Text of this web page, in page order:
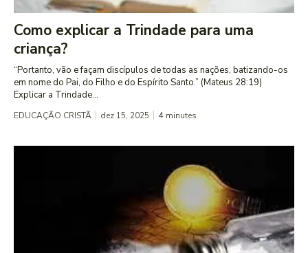
Como explicar a Trindade para uma
criança?
“Portanto, vão e façam discípulos de todas as nações, batizando-os
em nome do Pai, do Filho e do Espírito Santo.” (Mateus 28:19)
Explicar a Trindade...
EDUCAÇÃO CRISTÃ dez 15, 2025 4 minutes